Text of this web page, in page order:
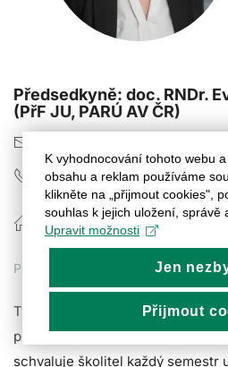
Předsedkyně: doc. RNDr.
(PřF JU, PARÚ AV ČR)
tel. +420 389 036 295
010502045 pracovna 045 -
Branišovská 1760 České
POŽADAVKY NA TVŮRČÍ ČINNOST
Tvůrčí činnost je hlavní náplní
pracuje soustavně na tématu
schvaluje školitel každý semestr
K vyhodnocování tohoto webu
obsahu a reklam používáme
klikněte na „přijmout cookies",
souhlas k jejich uložení, správě
Upravit možnosti
Jen
Přijmout